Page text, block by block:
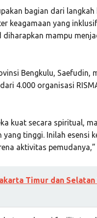
bagian dari
keagamaan yang
mampu
Bengkulu, Saefudin,
4.000 organisasi
kuat secara spiritual,
tinggi. Inilah esensi
aktivitas
Timur dan